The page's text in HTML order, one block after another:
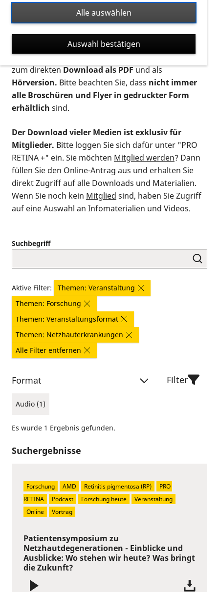
Ort. Nutzen Sie den Formatfilter, um ausschließlich
nach Flyern und Broschüren, Audios oder Videos zu
suchen. Die meisten Flyer und Broschüren werden in
verschiedenen Formaten angeboten: zur
postalischen Bestellung als gedruckte Variante
zum direktenDownload als PDFund als
Hörversion. Bitte beachten Sie, dass nicht immer
alle Broschüren und Flyer in gedruckter Form
erhältlich sind.
Der Download vieler Medien ist exklusiv für
Mitglieder. Bitte loggen Sie sich dafür unter "PRO
RETINA +" ein. Sie möchten Mitglied werden? Dann
füllen Sie den Online-Antrag aus und erhalten Sie
direkt Zugriff auf alle Downloads und Materialien.
Wenn Sie noch kein Mitglied sind, haben Sie Zugriff
auf eine Auswahl an Infomaterialien und Videos.
Suchbegriff
Aktive Filter:
Themen: Veranstaltung
Themen: Forschung
Themen: Veranstaltungsformat
Themen: Netzhauterkrankungen
Alle Filter entfernen
Format
Audio (1)
Filter
Es wurde 1 Ergebnis gefunden.
Suchergebnisse
Patientensymposium zu
Netzhautdegenerationen - Einblicke und
Ausblicke: Wo stehen wir heute? Was bringt
die Zukunft?
Forschung AMD Retinitis pigmentosa (RP)
PRO
RETINA
Podcast Forschung heute
Veranstaltung
Online
Vortrag
Alle auswählen
Auswahl bestätigen